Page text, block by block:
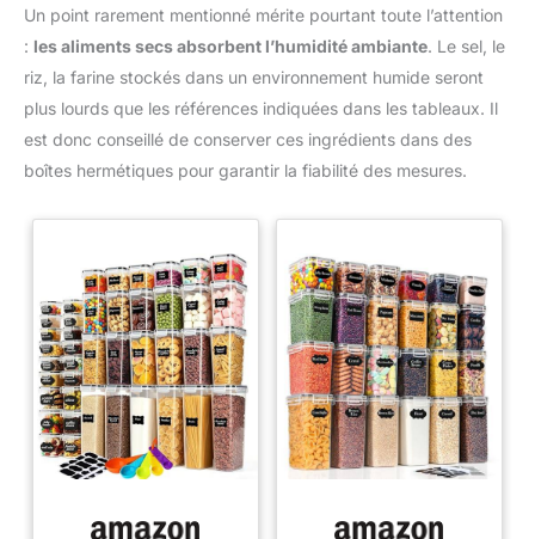
Un point rarement mentionné mérite pourtant toute l’attention
: les aliments secs absorbent l’humidité ambiante. Le sel, le
riz, la farine stockés dans un environnement humide seront
plus lourds que les références indiquées dans les tableaux. Il
est donc conseillé de conserver ces ingrédients dans des
boîtes hermétiques pour garantir la fiabilité des mesures.